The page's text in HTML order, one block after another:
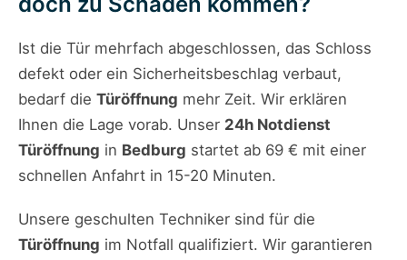
Ist die Tür mehrfach abgeschlossen, das Schloss
defekt oder ein Sicherheitsbeschlag verbaut,
bedarf die Türöffnung mehr Zeit. Wir erklären
Ihnen die Lage vorab. Unser 24h Notdienst
Türöffnung in Bedburg startet ab 69 € mit einer
schnellen Anfahrt in 15-20 Minuten.
Unsere geschulten Techniker sind für die
Türöffnung im Notfall qualifiziert. Wir garantieren